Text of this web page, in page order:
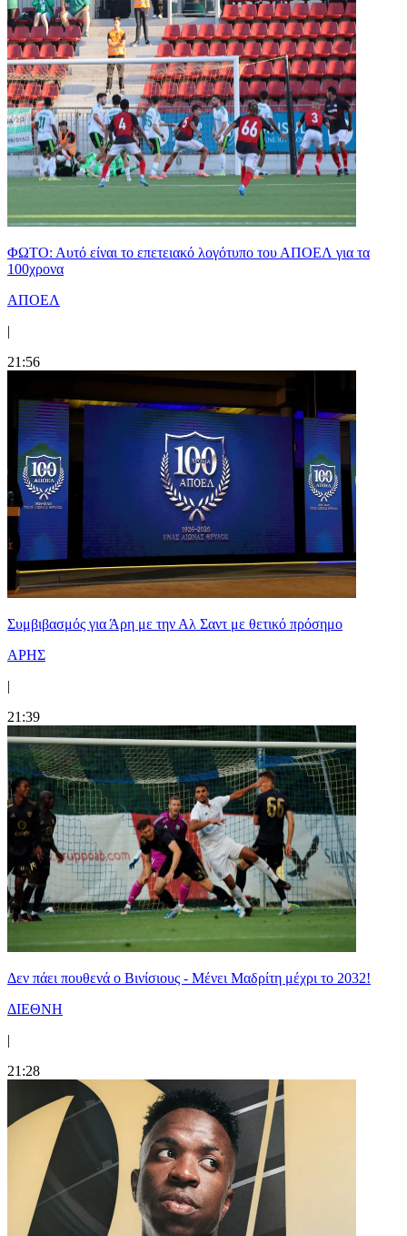
ΦΩΤΟ: Αυτό είναι το επετειακό λογότυπο του ΑΠΟΕΛ για τα
100χρονα
ΑΠΟΕΛ
|
21:56
Συμβιβασμός για Άρη με την Αλ Σαντ με θετικό πρόσημο
ΑΡΗΣ
|
21:39
Δεν πάει πουθενά ο Βινίσιους - Μένει Μαδρίτη μέχρι το 2032!
ΔΙΕΘΝΗ
|
21:28